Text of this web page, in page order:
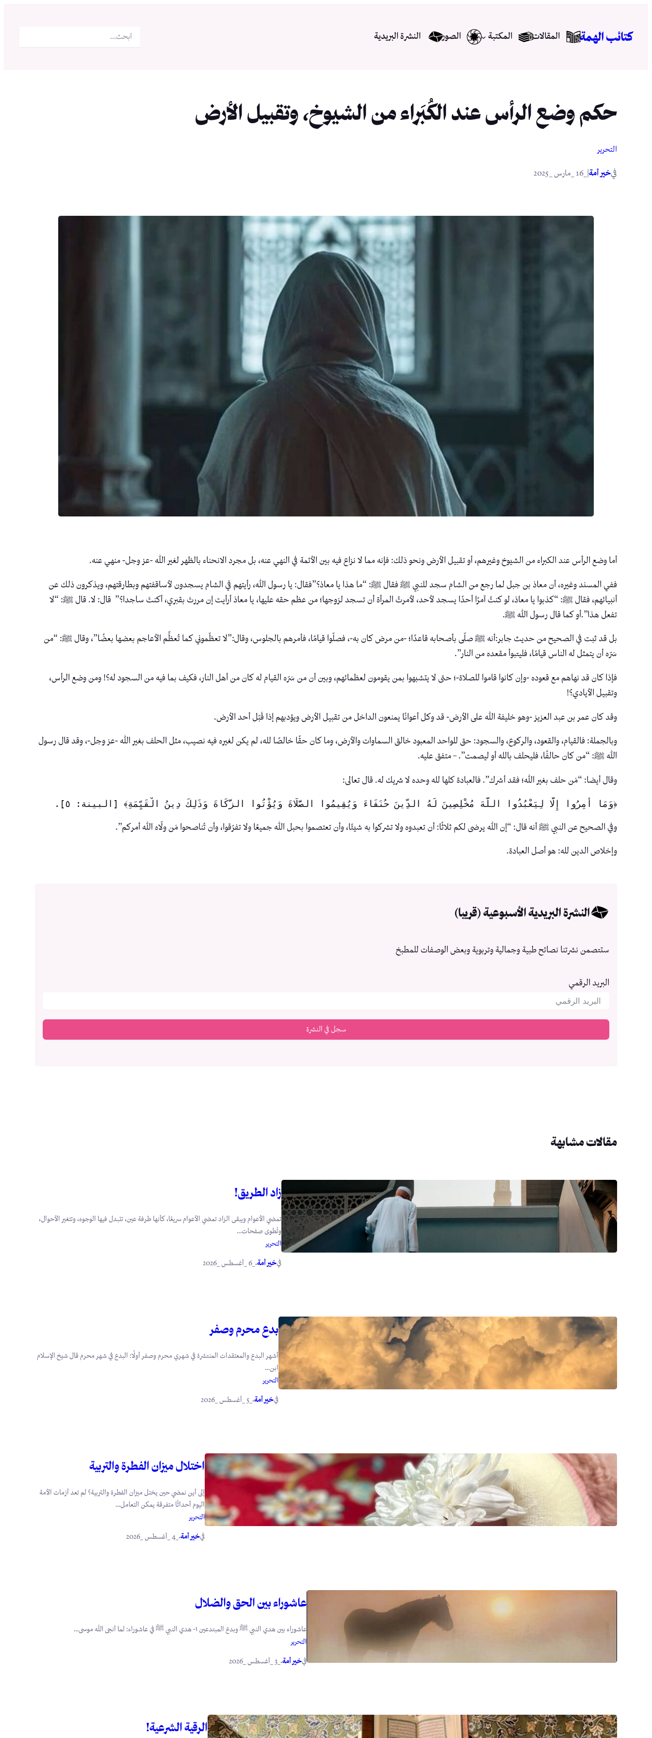
المحتوىكتائب الهمة المقالات المكتبة الصور النشرة البريدية البحث
حكم وضع الرأس عند الكُبَراء من الشيوخ، وتقبيل الأرض
التحرير
فيخير أمة
أما وضع الرأس عند الكبراء من الشيوخ وغيرهم، أو تقبيل الأرض ونحو ذلك: فإنه مما لا نزاع فيه بين الأئمة في النهي عنه، بل مجرد الانحناء بالظهر لغير الله -عز وجل- منهي عنه.
ففي المسند وغيره، أن معاذ بن جبل لما رجع من الشام سجد للنبي ﷺ فقال ﷺ: “ما هذا يا معاذ؟”فقال: يا رسول الله، رأيتهم في الشام يسجدون لأساقفتهم وبطارقتهم، ويذكرون ذلك عن
أنبيائهم، فقال ﷺ: “كذبوا يا معاذ، لو كنتُ آمرًا أحدًا يسجد لأحد، لأمرتُ المرأة أن تسجد لزوجها؛ من عظم حقه عليها، يا معاذ أرأيت إن مررتَ بقبري، أكنتَ ساجدا؟” قال: لا. قال ﷺ: “لا
تفعل هذا”.أو كما قال رسول الله ﷺ.
بل قد ثبت في الصحيح من حديث جابر:أنه ﷺ صلّى بأصحابه قاعدًا؛ -من مرض كان به-، فصلّوا قيامًا، فأمرهم بالجلوس، وقال:”لا تعظّموني كما تُعظِّم الأعاجم بعضها بعضًا”، وقال ﷺ: “من
سَرّه أن يتمثل له الناس قيامًا، فليتبوأ مقعده من النار”.
فإذا كان قد نهاهم مع قعوده -وإن كانوا قاموا للصلاة-؛ حتى لا يتشبهوا بمن يقومون لعظمائهم، وبين أن من سَرّه القيام له كان من أهل النار، فكيف بما فيه من السجود له؟! ومن وضع الرأس،
وتقبيل الأيادي؟!
وقد كان عمر بن عبد العزيز -وهو خليفة الله على الأرض- قد وكل أعوانًا يمنعون الداخل من تقبيل الأرض ويؤدبهم إذا قَبّل أحد الأرض.
وبالجملة: فالقيام، والقعود، والركوع، والسجود: حق للواحد المعبود خالق السماوات والأرض، وما كان حقًا خالصًا لله، لم يكن لغيره فيه نصيب، مثل الحلف بغير الله -عز وجل-، وقد قال رسول
الله ﷺ: “من كان حالفًا، فليحلف بالله أو ليصمت”. – متفق عليه.
وقال أيضا: “مَن حلف بغير الله؛ فقد أشرك”. فالعبادة كلها لله وحده لا شريك له. قال تعالى:
﴿وَمَا أُمِرُوا إِلَّا لِيَعْبُدُوا اللَّهَ مُخْلِصِينَ لَهُ الدِّينَ حُنَفَاءَ وَيُقِيمُوا الصَّلَاةَ وَيُؤْتُوا الزَّكَاةَ وَذَلِكَ دِينُ الْقَيِّمَةِ﴾ [البينة: ٥].
وفي الصحيح عن النبي ﷺ أنه قال: “إن الله يرضى لكم ثلاثًا: أن تعبدوه ولا تشركوا به شيئًا، وأن تعتصموا بحبل الله جميعًا ولا تفرّقوا، وأن تُناصحوا مَن ولّاه الله أمركم”.
وإخلاص الدين لله: هو أصل العبادة.
النشرة البريدية الأسبوعية (قريبا)
ستتصمن نشرتنا نصائح طبية وجمالية وتربوية وبعض الوصفات للمطبخ
البريد الرقمي
سجل في النشرة
مقالات مشابهة
زاد الطريق!
تمضي الأعوام ويبقى الزاد تمضي الأعوام سريعًا، كأنها طرفة عين، تتبدل فيها الوجوه، وتتغير الأحوال،
وتُطوى صفحات…
التحرير
فيخير أمة. _6 _أغسطس _2026
بدع محرم وصفر
أشهر البدع والمعتقدات المنتشرة في شهري محرم وصفر أولًا: البدع في شهر محرم قال شيخ الإسلام
ابن…
التحرير
فيخير أمة.
اختلال ميزان الفطرة والتربية
إلى أين نمضي حين يختل ميزان الفطرة والتربية؟ لم تعد أزمات الأمة
اليوم أحداثًا متفرقة يمكن التعامل…
التحرير
فيخير أمة.
عاشوراء بين الحق والضلال
عاشوراء بين هدي النبي ﷺ وبدع المبتدعين ١- هدي النبي ﷺ في عاشوراء: لما أنجى الله موسى…
التحرير
فيخير أمة.
الرقية الشرعية!